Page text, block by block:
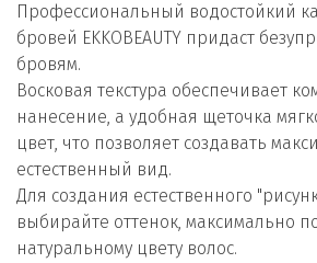
Профессиональный водостойкий
бровей EKKOBEAUTY придаст
бровям.
Восковая текстура обеспечивает
нанесение, а удобная щеточка
цвет, что позволяет создавать
естественный вид.
Для создания естественного
выбирайте оттенок, максимально
натуральному цвету волос.